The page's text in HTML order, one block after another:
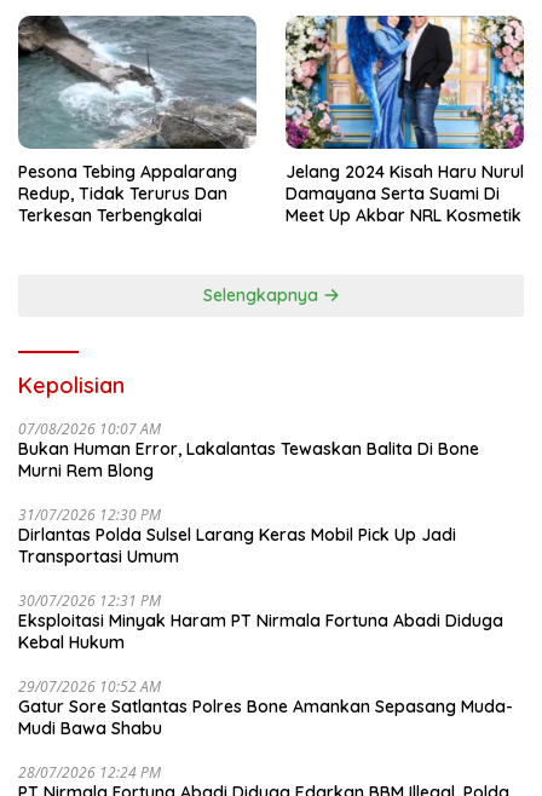
Pesona Tebing Appalarang
Redup, Tidak Terurus Dan
Terkesan Terbengkalai
Jelang 2024 Kisah Haru Nurul
Damayana Serta Suami Di
Meet Up Akbar NRL Kosmetik
Selengkapnya
Kepolisian
07/08/2026 10:07 AM
Bukan Human Error, Lakalantas Tewaskan Balita Di Bone
Murni Rem Blong
31/07/2026 12:30 PM
Dirlantas Polda Sulsel Larang Keras Mobil Pick Up Jadi
Transportasi Umum
30/07/2026 12:31 PM
Eksploitasi Minyak Haram PT Nirmala Fortuna Abadi Diduga
Kebal Hukum
29/07/2026 10:52 AM
Gatur Sore Satlantas Polres Bone Amankan Sepasang Muda-
Mudi Bawa Shabu
28/07/2026 12:24 PM